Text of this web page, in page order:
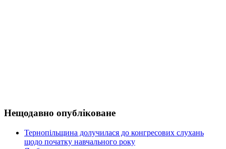
Нещодавно опубліковане
Тернопільщина долучилася до конгресових слухань
щодо початку навчального року